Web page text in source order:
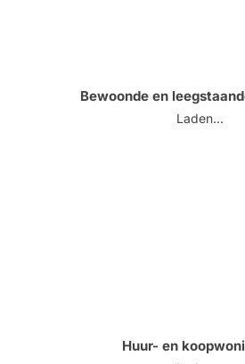
Bewoonde en
Laden...
Huur- en